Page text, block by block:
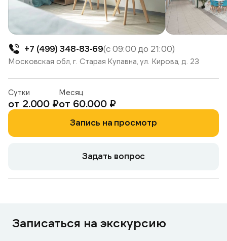
Московская обл, г. Старая Купавна, ул. Кирова, д. 23
+7 (499) 348-83-69(с 09:00 до 21:00)
Запись на просмотр
Задать вопрос
Сутки
от 2.000 ₽
Месяц
от 60.000 ₽
Записаться на экскурсию